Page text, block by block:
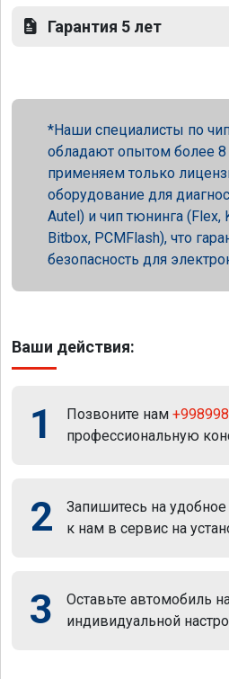
Гарантия 5 лет
Наши специалисты по
обладают опытом более
применяем только
оборудование для
Autel) и чип тюнинга (Flex,
Bitbox, PCMFlash), что
безопасность для
Ваши действия:
1 Позвоните нам
профессиональную
2
Запишитесь на
к нам в сервис на
3
Оставьте автомобиль
индивидуальной